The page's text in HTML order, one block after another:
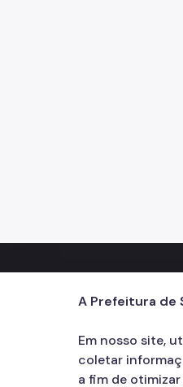
Secretaria
A Prefeitura de
Em nosso site,
coletar
a fim de